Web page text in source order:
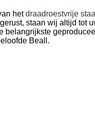
hetdraadroestvrije
staan wij altijd tot
belangrijkste
Beall.